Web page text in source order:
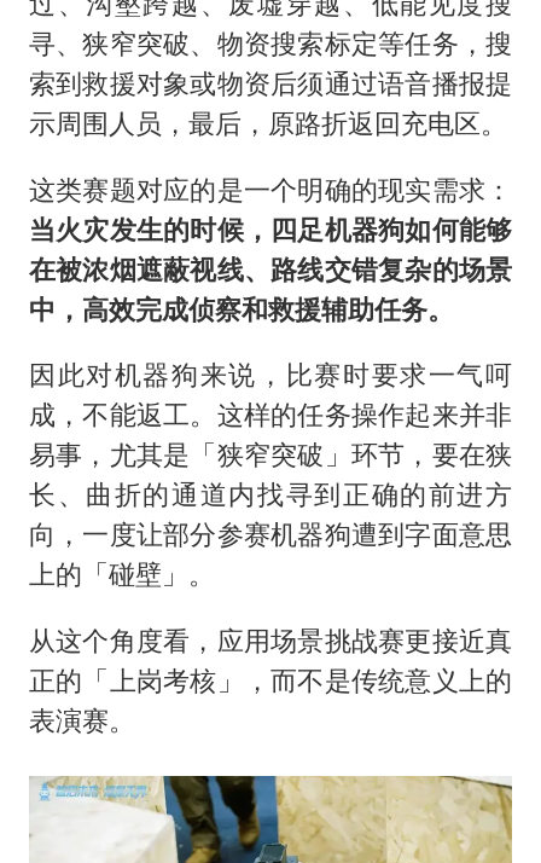
寻、狭窄突破、物资搜索标定等任务，搜
索到救援对象或物资后须通过语音播报提
示周围人员，最后，原路折返回充电区。
这类赛题对应的是一个明确的现实需求：
当火灾发生的时候，四足机器狗如何能够
在被浓烟遮蔽视线、路线交错复杂的场景
中，高效完成侦察和救援辅助任务。
因此对机器狗来说，比赛时要求一气呵
成，不能返工。这样的任务操作起来并非
易事，尤其是「狭窄突破」环节，要在狭
长、曲折的通道内找寻到正确的前进方
向，一度让部分参赛机器狗遭到字面意思
上的「碰壁」。
从这个角度看，应用场景挑战赛更接近真
正的「上岗考核」，而不是传统意义上的
表演赛。